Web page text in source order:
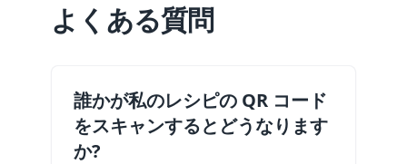
よくある質問
誰かが私のレシピの QR コード
をスキャンするとどうなります
か?